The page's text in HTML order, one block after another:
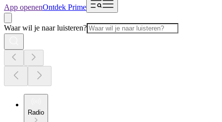
App openenOntdek Prime
Waar wil je naar luisteren?
Radio